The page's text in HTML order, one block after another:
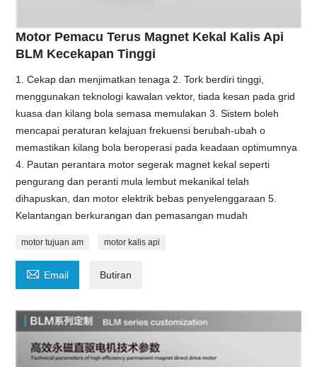
Motor Pemacu Terus Magnet Kekal Kalis Api
BLM Kecekapan Tinggi
1. Cekap dan menjimatkan tenaga 2. Tork berdiri tinggi,
menggunakan teknologi kawalan vektor, tiada kesan pada grid
kuasa dan kilang bola semasa memulakan 3. Sistem boleh
mencapai peraturan kelajuan frekuensi berubah-ubah o
memastikan kilang bola beroperasi pada keadaan optimumnya
4. Pautan perantara motor segerak magnet kekal seperti
pengurang dan peranti mula lembut mekanikal telah
dihapuskan, dan motor elektrik bebas penyelenggaraan 5.
Kelantangan berkurangan dan pemasangan mudah
motor tujuan am motor kalis api
 Email Butiran